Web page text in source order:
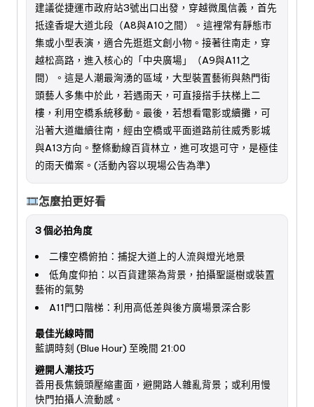
建議從捷運市政府站3號出口出發，穿越微風信義，首先
抵達香堤大道北段（A8與A10之間）。這裡常有靜態市
集或小型表演，適合先逛逛文創小物。接著往南走，穿
越松高路，進入核心的「中央廣場」（A9與A11之
間）。這是人潮最洶湧的區域，大型裝置藝術與熱門街
頭藝人多集中於此，若遇雨天，可直接搭手扶梯上二
樓，利用空橋系統移動。最後，若想看電影或續攤，可
沿著大道繼續往南，經由空橋或平面道路前往威秀影城
與A13方向。整條動線百貨林立，進可攻退可守，是極佳
的雨天備案。(活動內容以現場公告為準)
怎麼拍更好看
3 個必拍角度
二樓空橋俯拍：捕捉大道上的人流與燈光地景
低角度仰拍：以百貨建築為背景，拍攝聖誕樹或裝置
藝術的氣勢
A11門口階梯：利用高低差與後方廣場景深合影
最佳光線時間
藍調時刻 (Blue Hour) 至晚間 21:00
避開人潮技巧
善用長焦鏡頭壓縮畫面，避開路人雜亂背景；或利用慢
快門拍攝人流動感。